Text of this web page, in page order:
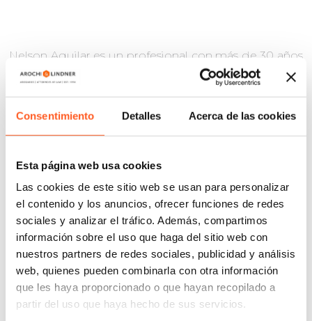
Consentimiento Detalles Acerca de las cookies
Esta página web usa cookies
Las cookies de este sitio web se usan para personalizar
el contenido y los anuncios, ofrecer funciones de redes
sociales y analizar el tráfico. Además, compartimos
información sobre el uso que haga del sitio web con
nuestros partners de redes sociales, publicidad y análisis
web, quienes pueden combinarla con otra información
que les haya proporcionado o que hayan recopilado a
partir del uso que haya hecho de sus servicios.
Nelson Aguilar es un profesional con más de 30 años
de experiencia en cumplimiento normativo,
prevención de lavado de dinero, gestión de riesgos
Ha ocupado posiciones de liderazgo en empresas
multinacionales, incluyendo el sector químico,
bebidas y servicios, donde implementó programas
integrales de cumplimiento, integridad corporativa,
prevención de fraude y controles internos alineados
a estándares como ISO 31000, COSO ERM y los
marcos FCPA y UK Bribery Act.
En el sector público, se desempeñó como perito en
investigaciones financieras de la Guardia Nacional de